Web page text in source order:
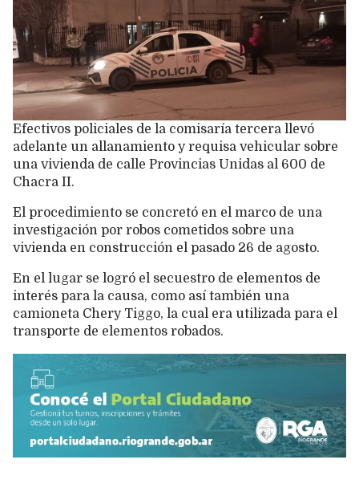
Efectivos policiales de la comisaría tercera llevó
adelante un allanamiento y requisa vehicular sobre
una vivienda de calle Provincias Unidas al 600 de
Chacra II.
El procedimiento se concretó en el marco de una
investigación por robos cometidos sobre una
vivienda en construcción el pasado 26 de agosto.
En el lugar se logró el secuestro de elementos de
interés para la causa, como así también una
camioneta Chery Tiggo, la cual era utilizada para el
transporte de elementos robados.